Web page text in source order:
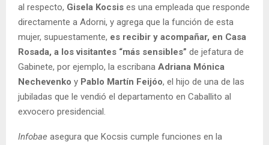
al respecto, Gisela Kocsis es una empleada que responde
directamente a Adorni, y agrega que la función de esta
mujer, supuestamente, es recibir y acompañar, en Casa
Rosada, a los visitantes “más sensibles” de jefatura de
Gabinete, por ejemplo, la escribana Adriana Mónica
Nechevenko y Pablo Martín Feijóo, el hijo de una de las
jubiladas que le vendió el departamento en Caballito al
exvocero presidencial.
Infobae asegura que Kocsis cumple funciones en la